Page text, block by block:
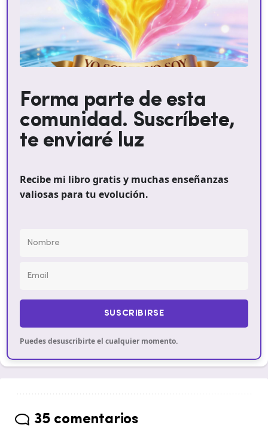
Forma parte de esta
comunidad. Suscríbete,
te enviaré luz
Recibe mi libro gratis y muchas enseñanzas
valiosas para tu evolución.
SUSCRIBIRSE
Puedes desuscribirte el cualquier momento.
35 comentarios